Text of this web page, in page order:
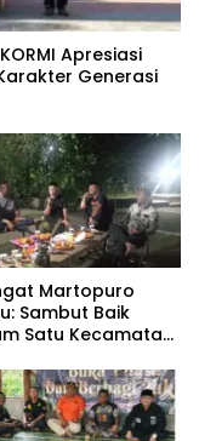
Apresiasi
Generasi
Martopuro
Sambut Baik
Satu Kecamatan
Persekabpas